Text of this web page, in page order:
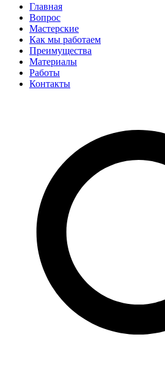
Главная
Вопрос
Мастерские
Как мы работаем
Преимущества
Материалы
Работы
Контакты